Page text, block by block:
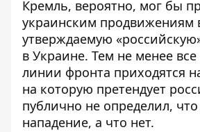
Кремль, вероятно, мог бы
украинским продвижениям
утверждаемую
в Украине. Тем не менее
линии фронта приходятся
на которую претендует
публично не определил, что
нападение, а что нет.